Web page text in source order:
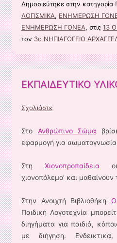
Δημοσιεύτηκε στην κατηγορία
ΛΟΓΙΣΜΙΚΑ, ΕΝΗΜΕΡΩΣΗ
ΕΝΗΜΕΡΩΣΗ ΓΟΝΕΑ, στις 13
τον 3ο ΝΗΠΙΑΓΩΓΕΙΟ
ΕΚΠΑΙΔΕΥΤΙΚΟ
Σχολιάστε
Στο Ανθρώπινο Σώμα
εφαρμογή για
Στη Χιονοπροπαίδεια οι
χιονοπόλεμο’ και μαθαίνουν
Στην Ανοιχτή Βιβλιοθήκη
Παιδική Λογοτεχνία
διηγήματα για παιδιά,
με διήγηση.